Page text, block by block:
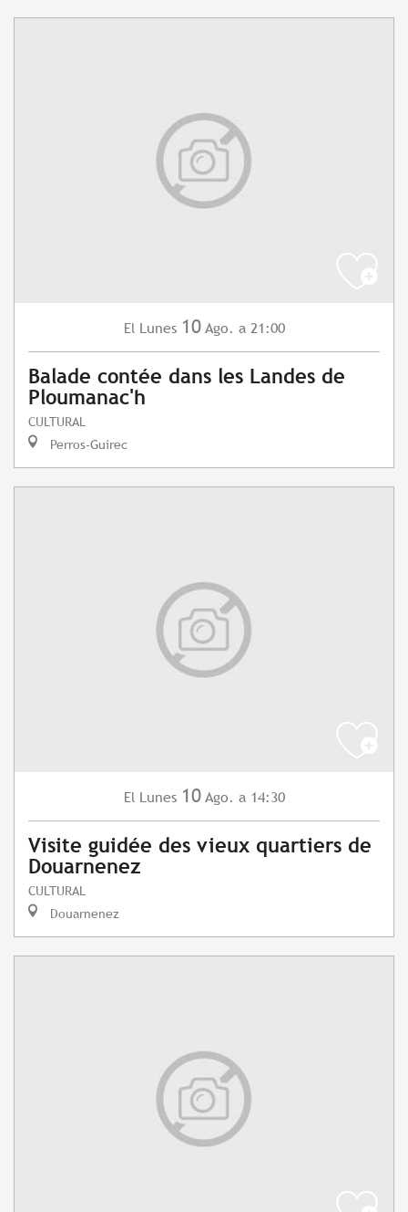
El Lunes 10 Ago. a 21:00
Balade contée dans les Landes de
Ploumanac'h
CULTURAL
Perros-Guirec
El Lunes 10 Ago. a 14:30
Visite guidée des vieux quartiers de
Douarnenez
CULTURAL
Douarnenez